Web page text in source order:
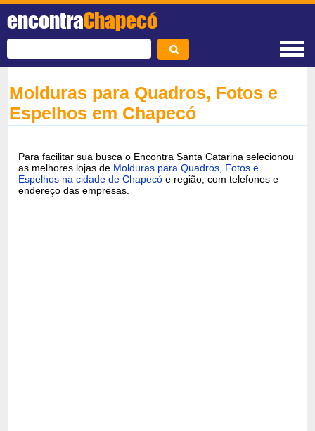
encontraChapecó
Molduras para Quadros, Fotos e
Espelhos em Chapecó
Para facilitar sua busca o Encontra Santa Catarina selecionou
as melhores lojas de Molduras para Quadros, Fotos e
Espelhos na cidade de Chapecó e região, com telefones e
endereço das empresas.